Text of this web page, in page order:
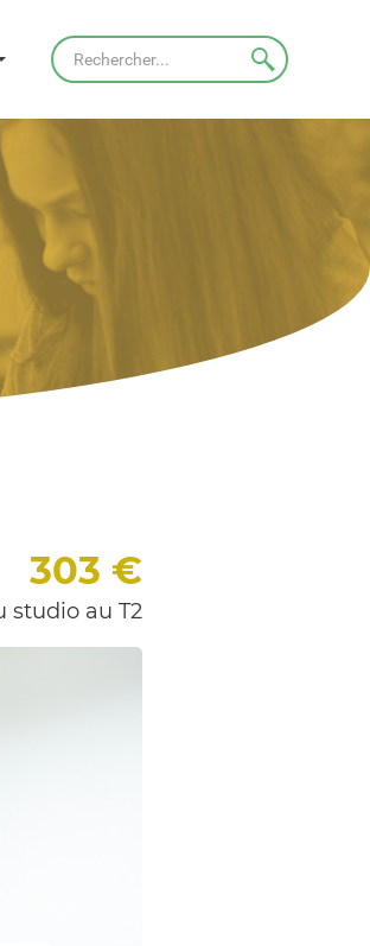
Rechercher
303 €
studio au T2